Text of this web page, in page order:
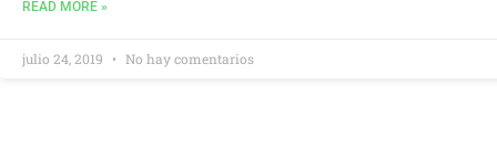
READ MORE »
julio 24, 2019 No hay comentarios